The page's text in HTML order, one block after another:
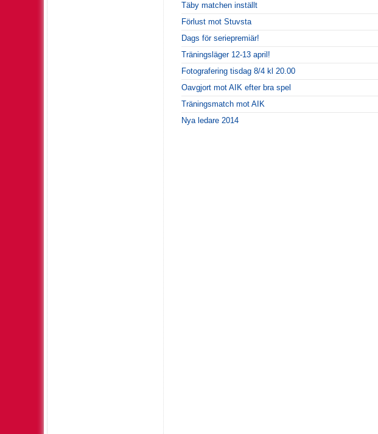
Täby matchen inställt
Förlust mot Stuvsta
Dags för seriepremiär!
Träningsläger 12-13 april!
Fotografering tisdag 8/4 kl 20.00
Oavgjort mot AIK efter bra spel
Träningsmatch mot AIK
Nya ledare 2014